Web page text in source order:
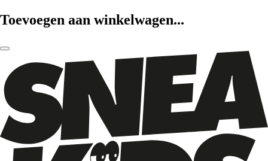
Toevoegen aan winkelwagen...